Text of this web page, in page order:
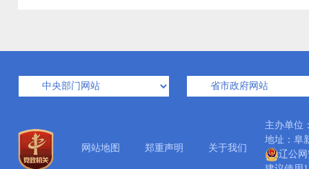
网站地图 郑重声明 关于我们
主办单位
地址：阜
辽公网